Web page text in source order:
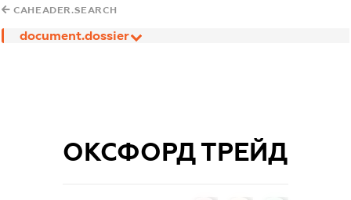
CAHEADER.SEARCH
document.dossier
ОКСФОРД ТРЕЙД